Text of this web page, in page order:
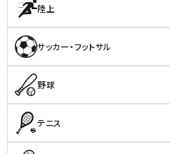
陸上
サッカー・フットサル
野球
テニス